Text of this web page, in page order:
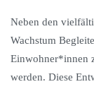
Neben den
Wachstum
Einwohner*innen
werden. Diese